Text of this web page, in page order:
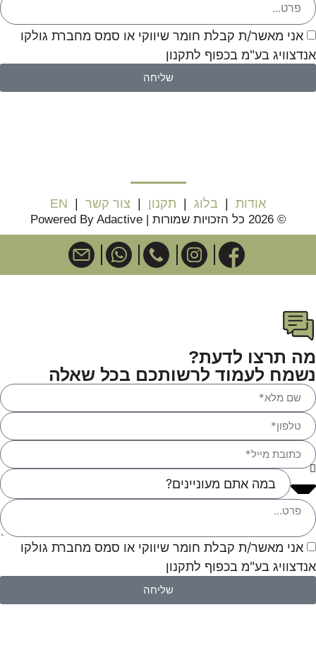
אני מאשר/ת קבלת חומר שיווקי או סמס מחברת גולקו
אנדצוויג בע"מ בכפוף לתקנון
שליחה
אודות בלוג תקנון צור קשר EN
© 2026 כל הזכויות שמורות | Powered By Adactive
מה תרצו לדעת?
נשמח לעמוד לרשותכם בכל שאלה
אני מאשר/ת קבלת חומר שיווקי או סמס מחברת גולקו
אנדצוויג בע"מ בכפוף לתקנון
שליחה